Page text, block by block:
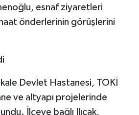
esnaf ziyaretleri
önderlerinin görüşlerini
Devlet Hastanesi, TOKİ
ve altyapı projelerinde
İlçeye bağlı Ilıcak,